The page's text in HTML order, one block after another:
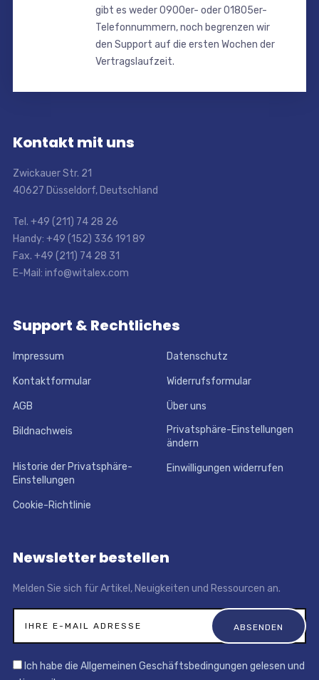
gibt es weder 0900er- oder 01805er-
Telefonnummern, noch begrenzen wir
den Support auf die ersten Wochen der
Vertragslaufzeit.
Kontakt mit uns
Zwickauer Str. 21
40627 Düsseldorf, Deutschland
Tel. +49 (211) 74 28 26
Handy: +49 (152) 336 191 89
Fax. +49 (211) 74 28 31
E-Mail: info@witalex.com
Support & Rechtliches
Impressum Datenschutz
Kontaktformular Widerrufsformular
AGB Über uns
Bildnachweis
Privatsphäre-Einstellungen
ändern
Historie der Privatsphäre-
Einstellungen
Einwilligungen widerrufen
Cookie-Richtlinie
Newsletter bestellen
Melden Sie sich für Artikel, Neuigkeiten und Ressourcen an.
Ich habe die Allgemeinen Geschäftsbedingungen gelesen und